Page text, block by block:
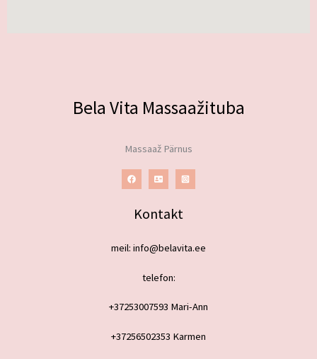
Bela Vita Massaažituba
Massaaž Pärnus
Kontakt
meil: info@belavita.ee
telefon:
+37253007593 Mari-Ann
+37256502353 Karmen